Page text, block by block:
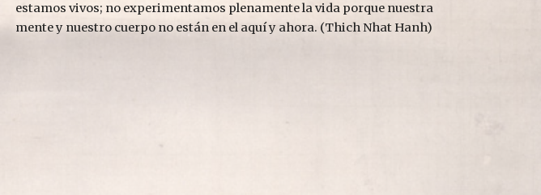
estamos vivos; no experimentamos plenamente la vida porque nuestra
mente y nuestro cuerpo no están en el aquí y ahora. (Thich Nhat Hanh)